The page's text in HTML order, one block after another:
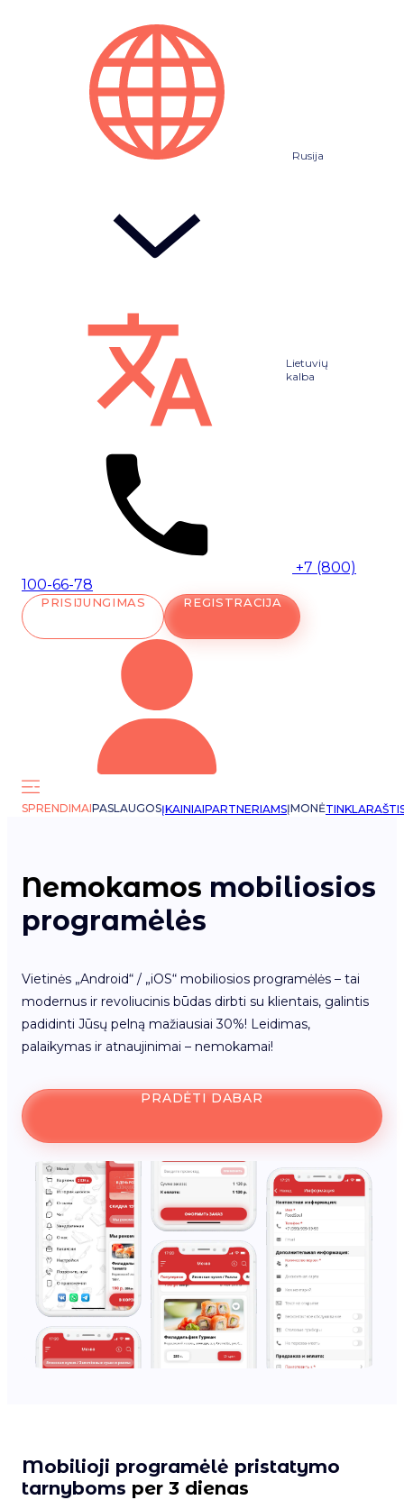
Rusija
Lietuvių
kalba
+7 (800)
100-66-78
PRISIJUNGIMAS REGISTRACIJA
SPRENDIMAIPASLAUGOSĮKAINIAIPARTNERIAMSĮMONĖ
Nemokamos mobiliosios
programėlės
Vietinės „Android“ / „iOS“ mobiliosios programėlės – tai
modernus ir revoliucinis būdas dirbti su klientais, galintis
padidinti Jūsų pelną mažiausiai 30%! Leidimas,
palaikymas ir atnaujinimai – nemokamai!
PRADĖTI DABAR
Mobilioji programėlė pristatymo
tarnyboms per 3 dienas